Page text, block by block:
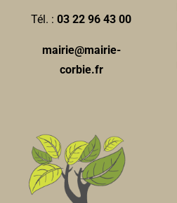
Tél. :03 22 96 43 00
mairie@mairie-
corbie.fr